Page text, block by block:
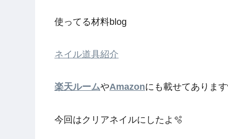
使ってる材料blog
ネイル道具紹介
楽天ルームやAmazonにも載せてありま
今回はクリアネイルにしたよ🫧